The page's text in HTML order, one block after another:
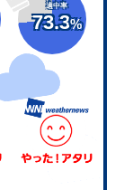
適中率
73.3%